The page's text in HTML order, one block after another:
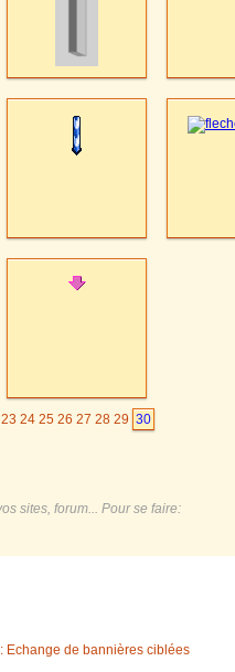
23 24 25 26 27 28 29 30
sites, forum... Pour se faire:
Echange de bannières ciblées